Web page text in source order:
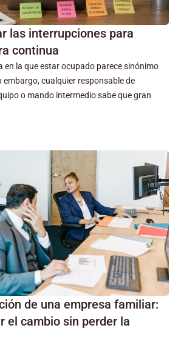
las interrupciones para
continua
en la que estar ocupado parece sinónimo
embargo, cualquier responsable de
o mando intermedio sabe que gran
de una empresa familiar:
el cambio sin perder la